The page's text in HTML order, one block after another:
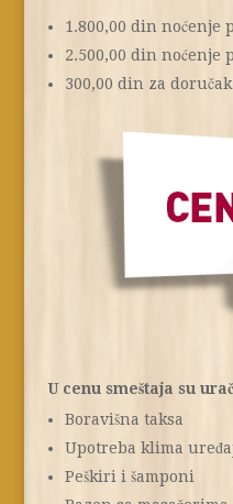
1.800,00 din noćenje
2.500,00 din noćenje
300,00 din za doručak
U cenu smeštaja su
Boravišna taksa
Upotreba klima
Peškiri i šamponi